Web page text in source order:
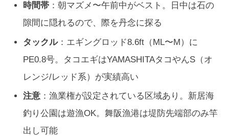
時間帯 ：朝マズメ〜午前中がベスト。日中は石の
隙間に隠れるので、際を丹念に探る
タックル：エギングロッド8.6ft（ML〜M）に
PE0.8号。タコエギはYAMASHITAタコやんS（オ
レンジ/レッド系）が実績高い
注意 ：漁業権が設定されている区域あり。新居海
釣り公園は遊漁OK。舞阪漁港は堤防先端部のみ竿
出し可能